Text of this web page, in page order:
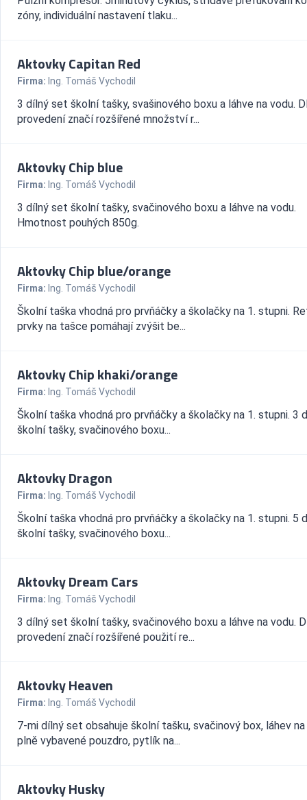
zóny, individuální nastavení tlaku...
Aktovky Capitan Red
Firma: Ing. Tomáš Vychodil
3 dílný set školní tašky, svašinového boxu a láhve na vodu.
provedení značí rozšířené množství r...
Aktovky Chip blue
Firma: Ing. Tomáš Vychodil
3 dílný set školní tašky, svačinového boxu a láhve na vodu.
Hmotnost pouhých 850g.
Aktovky Chip blue/orange
Firma: Ing. Tomáš Vychodil
Školní taška vhodná pro prvňáčky a školačky na 1. stupni.
prvky na tašce pomáhají zvýšit be...
Aktovky Chip khaki/orange
Firma: Ing. Tomáš Vychodil
Školní taška vhodná pro prvňáčky a školačky na 1. stupni. 3
školní tašky, svačinového boxu...
Aktovky Dragon
Firma: Ing. Tomáš Vychodil
Školní taška vhodná pro prvňáčky a školačky na 1. stupni. 5
školní tašky, svačinového boxu...
Aktovky Dream Cars
Firma: Ing. Tomáš Vychodil
3 dílný set školní tašky, svačinového boxu a láhve na vodu.
provedení značí rozšířené použití re...
Aktovky Heaven
Firma: Ing. Tomáš Vychodil
7-mi dílný set obsahuje školní tašku, svačinový box, láhev na
plně vybavené pouzdro, pytlík na...
Aktovky Husky